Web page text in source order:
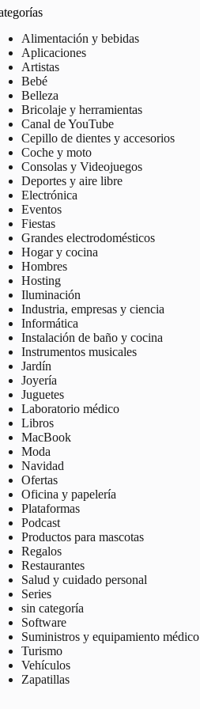
Alimentación y bebidas
Aplicaciones
Artistas
Bebé
Belleza
Bricolaje y herramientas
Canal de YouTube
Cepillo de dientes y accesorios
Coche y moto
Consolas y Videojuegos
Deportes y aire libre
Electrónica
Eventos
Fiestas
Grandes electrodomésticos
Hogar y cocina
Hombres
Hosting
Iluminación
Industria, empresas y ciencia
Informática
Instalación de baño y cocina
Instrumentos musicales
Jardín
Joyería
Juguetes
Laboratorio médico
Libros
MacBook
Moda
Navidad
Ofertas
Oficina y papelería
Plataformas
Podcast
Productos para mascotas
Regalos
Restaurantes
Salud y cuidado personal
Series
sin categoría
Software
Suministros y equipamiento médico
Turismo
Vehículos
Zapatillas